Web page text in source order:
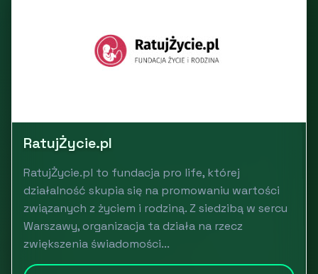
RatujŻycie.pl
RatujŻycie.pl to fundacja pro life, której
działalność skupia się na promowaniu wartości
związanych z życiem i rodziną. Z siedzibą w sercu
Warszawy, organizacja ta działa na rzecz
zwiększenia świadomości...